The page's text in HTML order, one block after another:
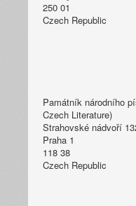
250 01
Czech Republic
Památník národního
Czech Literature)
Strahovské nádvoří
Praha 1
118 38
Czech Republic